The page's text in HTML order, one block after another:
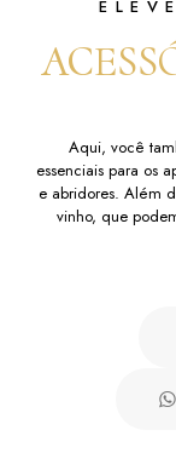
Aqui, você
essenciais para os
e abridores. Além
vinho, que